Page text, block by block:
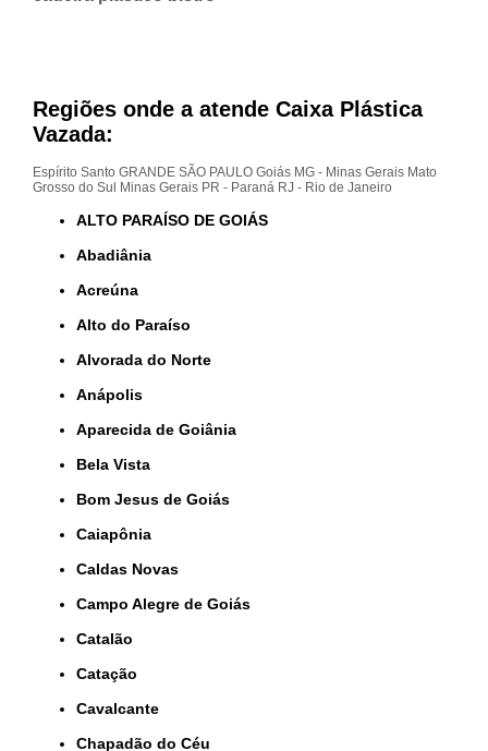
Regiões onde a atende Caixa Plástica
Vazada:
Espírito Santo GRANDE SÃO PAULO Goiás MG - Minas Gerais Mato
Grosso do Sul Minas Gerais PR - Paraná RJ - Rio de Janeiro
ALTO PARAÍSO DE GOIÁS
Abadiânia
Acreúna
Alto do Paraíso
Alvorada do Norte
Anápolis
Aparecida de Goiânia
Bela Vista
Bom Jesus de Goiás
Caiapônia
Caldas Novas
Campo Alegre de Goiás
Catalão
Catação
Cavalcante
Chapadão do Céu